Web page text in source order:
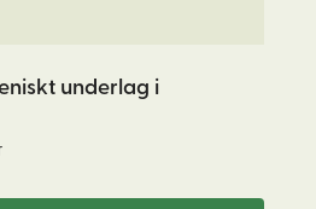
underlag i
Prisintervall: